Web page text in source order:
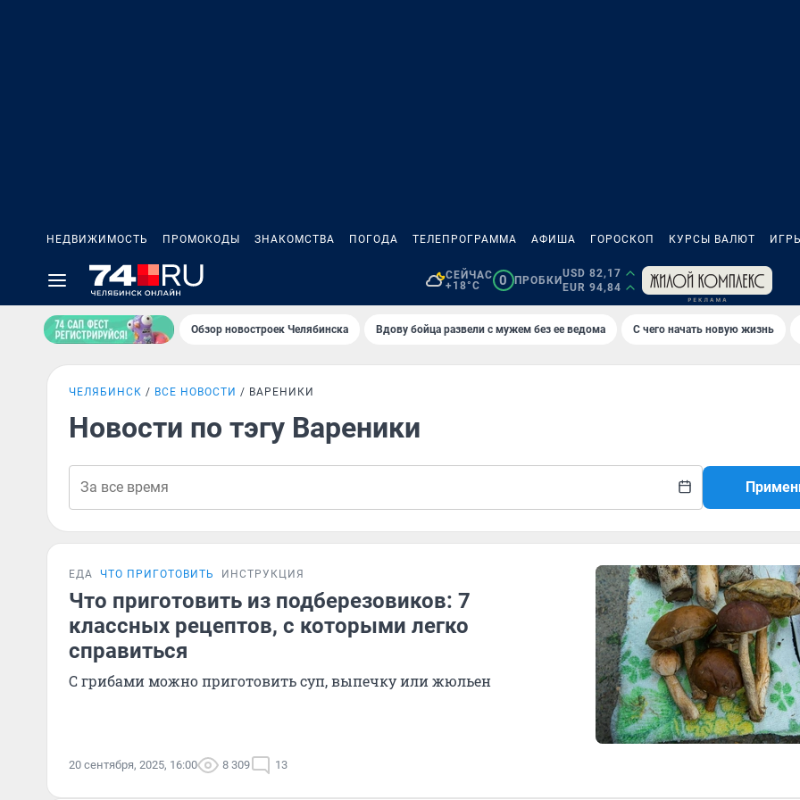
НЕДВИЖИМОСТЬ ПРОМОКОДЫ ЗНАКОМСТВА ПОГОДА ТЕЛЕПРОГРАММА АФИША ГОРОСКОП КУРСЫ ВАЛЮТ
СЕЙЧАС
+18°C
0 ПРОБКИ
USD 82,17
EUR 94,84
Обзор новостроек Челябинска Вдову бойца развели с мужем без ее ведома С чего начать новую жизнь
ЧЕЛЯБИНСК ВСЕ НОВОСТИ ВАРЕНИКИ
Новости по тэгу Вареники
ЕДА ЧТО ПРИГОТОВИТЬ ИНСТРУКЦИЯ
Что приготовить из подберезовиков: 7
классных рецептов, с которыми легко
справиться
С грибами можно приготовить суп, выпечку или жюльен
20 сентября, 2025, 16:00 8 309 13